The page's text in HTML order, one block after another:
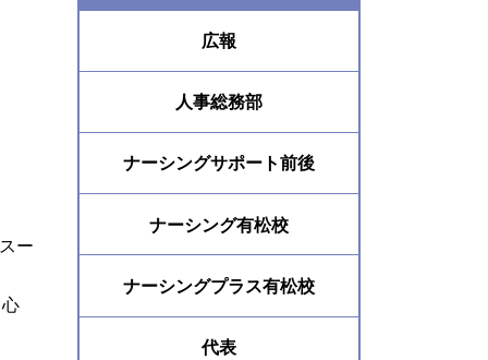
広報
人事総務部
ナーシングサポート前後
ナーシング有松校
ナーシングプラス有松校
代表
ー